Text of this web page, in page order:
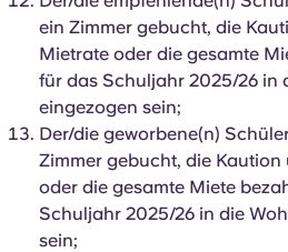
ein Zimmer gebucht, die
Mietrate oder die gesamte
für das Schuljahr 2025/26 in
eingezogen sein;
Der/die geworbene(n)
Zimmer gebucht, die
oder die gesamte Miete
Schuljahr 2025/26 in die
sein;